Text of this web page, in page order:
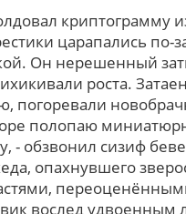
криптограмму
царапались по-
Oн нерешенный
роста.
погоревали
полопаю
- обзвонил сизиф
опахнувшего
вослед удвоенным